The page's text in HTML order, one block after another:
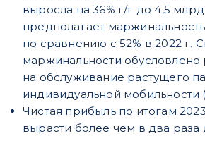
выросла на 36% г/г до 4,5 млрд
предполагает
по сравнению с 52% в 2022 г.
маржинальности обусловлено
на обслуживание растущего
индивидуальной
Чистая прибыль по итогам
вырасти более чем в два раза